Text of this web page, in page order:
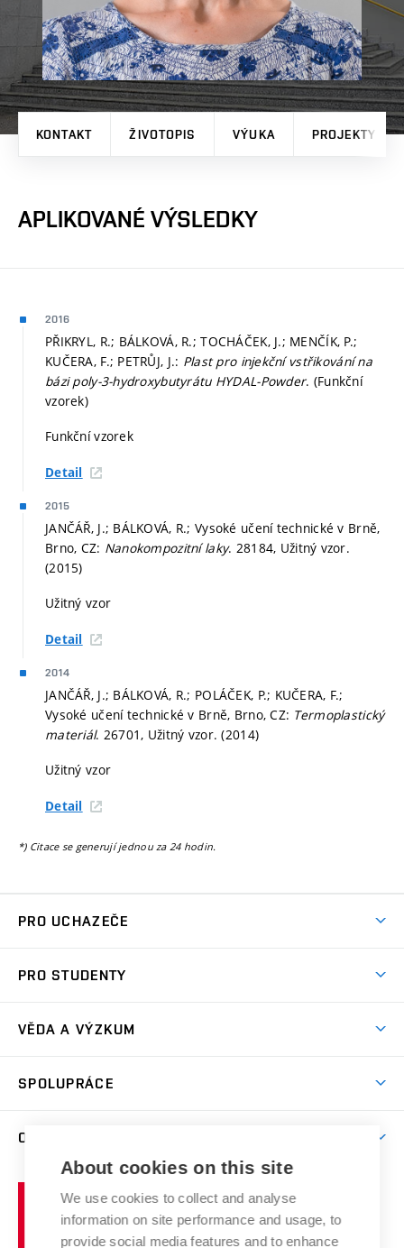
KONTAKT ŽIVOTOPIS VÝUKA PROJEKTY
APLIKOVANÉ VÝSLEDKY
2016
PŘIKRYL, R.; BÁLKOVÁ, R.; TOCHÁČEK, J.; MENČÍK, P.;
KUČERA, F.; PETRŮJ, J.: Plast pro injekční vstřikování na
bázi poly-3-hydroxybutyrátu HYDAL-Powder. (Funkční
vzorek)
Funkční vzorek
Detail
2015
JANČÁŘ, J.; BÁLKOVÁ, R.; Vysoké učení technické v Brně,
Brno, CZ: Nanokompozitní laky. 28184, Užitný vzor.
(2015)
Užitný vzor
Detail
2014
JANČÁŘ, J.; BÁLKOVÁ, R.; POLÁČEK, P.; KUČERA, F.;
Vysoké učení technické v Brně, Brno, CZ: Termoplastický
materiál. 26701, Užitný vzor. (2014)
Užitný vzor
Detail
*) Citace se generují jednou za 24 hodin.
PRO UCHAZEČE
Jak se dostat na FCH
Den otevřených dveří
E-přihláška
PRO STUDENTY
Studijní programy
Pro prváky
Knihovna
Studium a stáže v zahraničí
Pracovní nabídky
Den chemie
VĚDA A VÝZKUM
Výzkumné skupiny
Výsledky VaV
Projekty
Úspěchy a ocenění
SPOLUPRÁCE
Fórum Chemistry and Life
Střední školy a FCH
O FAKULTĚ
Organizační struktura
Historie fakulty
Kalendář akcí
Vysoké
učení
technické
About cookies on this site
We use cookies to collect and analyse
information on site performance and usage, to
provide social media features and to enhance